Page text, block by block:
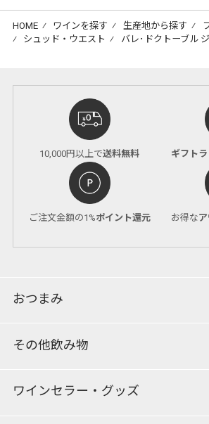
HOME ⁄ ワインを探す ⁄ 生産地から探す ⁄
⁄ シュッド・ウエスト ⁄ バレ･ドクトーブル
10,000円以上で送料無料 ギフト
ご注文金額の1%ポイント還元 お得な
おつまみ
その他飲み物
ワインセラー・グッズ